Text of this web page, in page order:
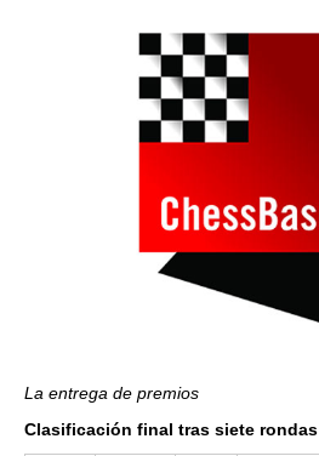
La entrega de premios
Clasificación final tras siete rondas